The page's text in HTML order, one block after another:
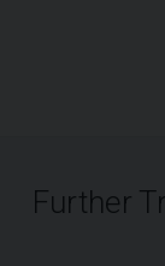
Further